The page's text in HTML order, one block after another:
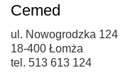
Cemed
ul. Nowogrodzka 124
18-400 Łomża
tel. 513 613 124